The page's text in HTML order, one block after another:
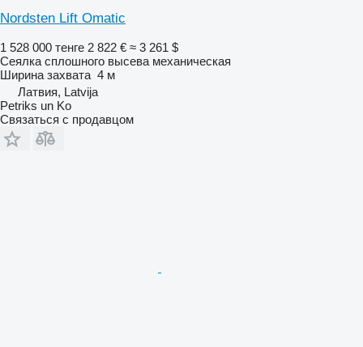
Nordsten Lift Omatic
1 528 000 тенге 2 822 € ≈ 3 261 $
Сеялка сплошного высева механическая
Ширина захвата 4 м
Латвия, Latvija
Petriks un Ko
Связаться с продавцом